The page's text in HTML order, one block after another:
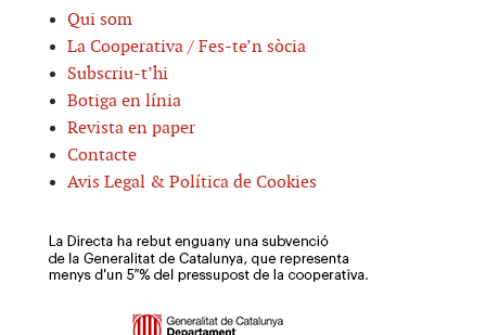
Qui som
La Cooperativa / Fes-te’n sòcia
Subscriu-t’hi
Botiga en línia
Revista en paper
Contacte
Avis Legal & Política de Cookies